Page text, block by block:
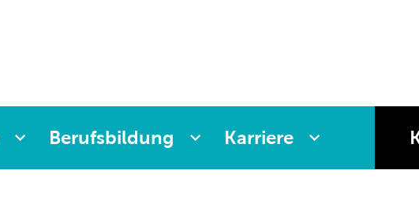
Berufsbildung Karriere